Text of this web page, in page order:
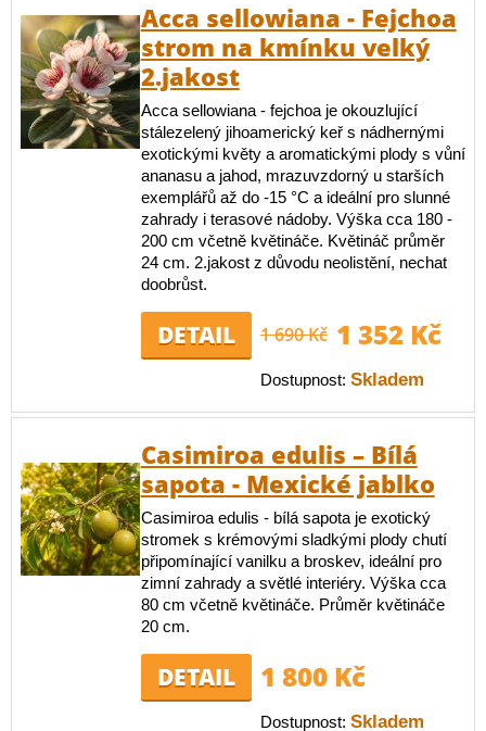
Acca sellowiana - Fejchoa
strom na kmínku velký
2.jakost
Acca sellowiana - fejchoa je okouzlující
stálezelený jihoamerický keř s nádhernými
exotickými květy a aromatickými plody s vůní
ananasu a jahod, mrazuvzdorný u starších
exemplářů až do -15 °C a ideální pro slunné
zahrady i terasové nádoby. Výška cca 180 -
200 cm včetně květináče. Květináč průměr
24 cm. 2.jakost z důvodu neolistění, nechat
doobrůst.
DETAIL 1 690 Kč 1 352 Kč
Dostupnost: Skladem
Casimiroa edulis – Bílá
sapota - Mexické jablko
Casimiroa edulis - bílá sapota je exotický
stromek s krémovými sladkými plody chutí
připomínající vanilku a broskev, ideální pro
zimní zahrady a světlé interiéry. Výška cca
80 cm včetně květináče. Průměr květináče
20 cm.
DETAIL 1 800 Kč
Dostupnost: Skladem